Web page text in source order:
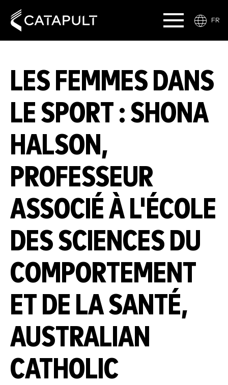
FR
LES FEMMES DANS
LE SPORT : SHONA
HALSON,
PROFESSEUR
ASSOCIÉ À L'ÉCOLE
DES SCIENCES DU
COMPORTEMENT
ET DE LA SANTÉ,
AUSTRALIAN
CATHOLIC